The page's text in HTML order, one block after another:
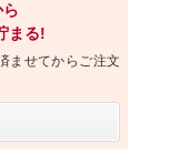
ら
まる!
ませてからご注文